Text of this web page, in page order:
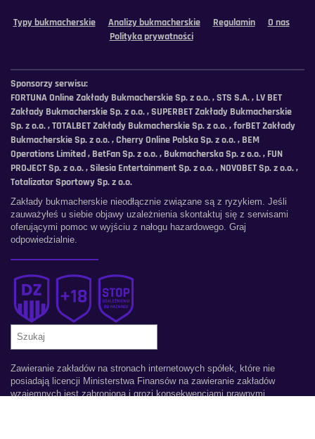
Zakłady bukmacherskie nieodłącznie związane są z ryzykiem. Jeśli
zauważyłeś u siebie objawy uzależnienia skontaktuj się z serwisami
oferującymi pomoc w wyjściu z nałogu hazardowego. Graj
odpowiedzialnie.
Zawieranie zakładów na stronach internetowych spółek, które nie
posiadają licencji Ministerstwa Finansów na zawieranie zakładów
wzajemnych jest zabroniona i grozi konsekwencjami prawnymi.
Typy bukmacherskie Analizy bukmacherskie Regulamin
O nas
Polityka prywatności
Sponsorzy serwisu:
FORTUNA Online Zakłady Bukmacherskie Sp. z o.o. , STS S.A. , LV BET
Zakłady Bukmacherskie Sp. z o.o. , SUPERBET Zakłady Bukmacherskie
Sp. z o.o. , TOTALBET Zakłady Bukmacherskie Sp. z o.o. , forBET Zakłady
Bukmacherskie Sp. z o.o. , Cherry Online Polska Sp. z o.o. , BEM
Operations Limited , BetFan Sp. z o.o. , Bukmacherska Sp. z o.o. , FUN
PROJECT Sp. z o.o. , Silesia Entertainment Sp. z o.o. , NOVOBET Sp. z o.o. ,
Totalizator Sportowy Sp. z o.o.